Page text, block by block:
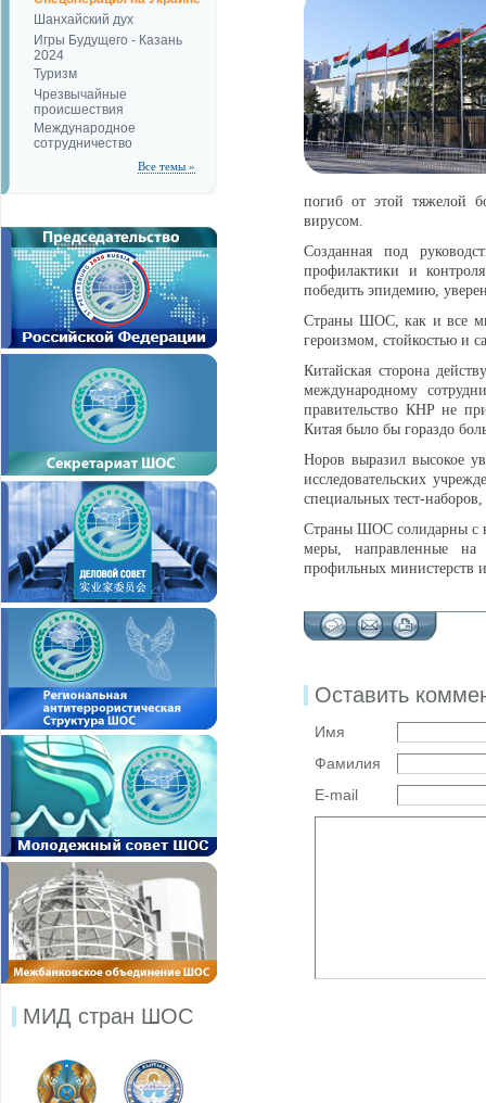
Шанхайский дух
Игры Будущего - Казань
2024
Туризм
Чрезвычайные
происшествия
Международное
сотрудничество
Все темы »
МИД стран ШОС
погиб от этой тяжелой
вирусом.
Созданная под
профилактики и
победить эпидемию,
Страны ШОС, как и все
героизмом, стойкостью и
Китайская сторона
международному
правительство КНР не
Китая было бы гораздо
Норов выразил высокое
исследовательских
специальных тест-
Страны ШОС солидарны с
меры, направленные на
профильных министерств
Оставить
Имя
Фамилия
E-mail